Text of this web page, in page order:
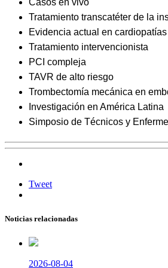
Casos en vivo
Tratamiento transcatéter de la
Evidencia actual en
Tratamiento intervencionista
PCI compleja
TAVR de alto riesgo
Trombectomía mecánica en
Investigación en América Latina
Simposio de Técnicos y
Tweet
Noticias relacionadas
2026-08-04